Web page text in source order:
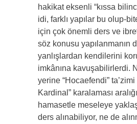
hakikat eksenli “kıssa
idi, farklı yapılar bu olup-
için çok önemli ders ve
söz konusu yapılanmanın
yanlışlardan kendilerini
imkânına kavuşabilirlerdi.
yerine “Hocaefendi” ta’zimi
Kardinal” karalaması
hamasetle meseleye
ders alınabiliyor, ne de